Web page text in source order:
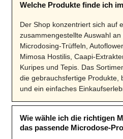
Welche Produkte finde ich
Der Shop konzentriert sich auf
zusammengestellte Auswahl an
Microdosing-Trüffeln,
Mimosa Hostilis, Caapi-
Kuripes und Tepis. Das
die gebrauchsfertige Produkte,
und ein einfaches
Wie wähle ich die richtigen
das passende Microdose-